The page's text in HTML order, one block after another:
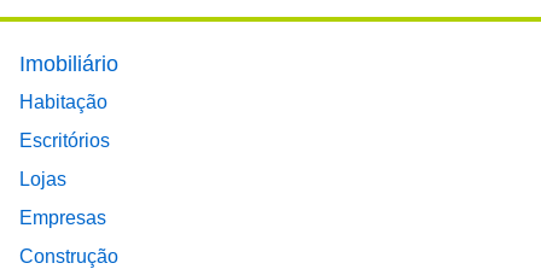
Footer main menu
Imobiliário
Habitação
Escritórios
Lojas
Empresas
Construção